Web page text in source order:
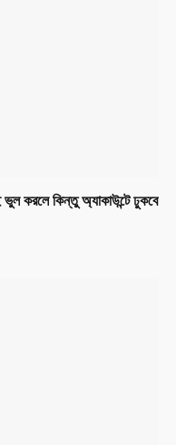
ভুল করলে কিন্তু অ্যাকাউন্টে ঢুকবে